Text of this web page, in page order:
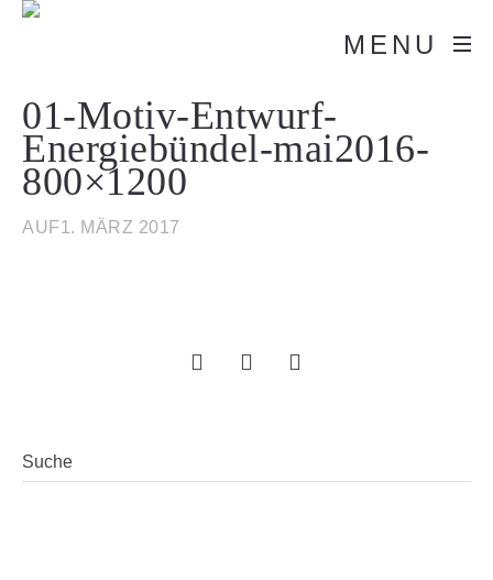
MENU
01-Motiv-Entwurf-
Energiebündel-mai2016-
800×1200
AUF1. MÄRZ 2017